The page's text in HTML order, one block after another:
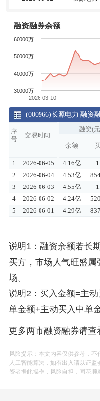
说明1：融资余额若长
买方，市场人气旺盛
场。
说明2：买入金额=主
单金额+主动买入中单
更多两市融资融券请查
风险提示：本文内容仅供参考，
人工智能算法，如有出入请以证
资者据此操作，风险自担，同花